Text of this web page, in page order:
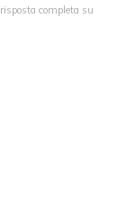
completa su